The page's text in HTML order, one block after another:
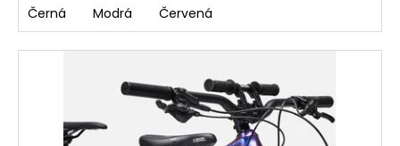
Černá Modrá Červená